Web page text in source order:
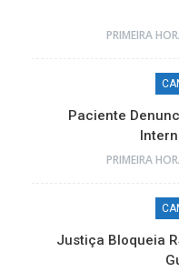
Paciente
Justiça Bloqueia